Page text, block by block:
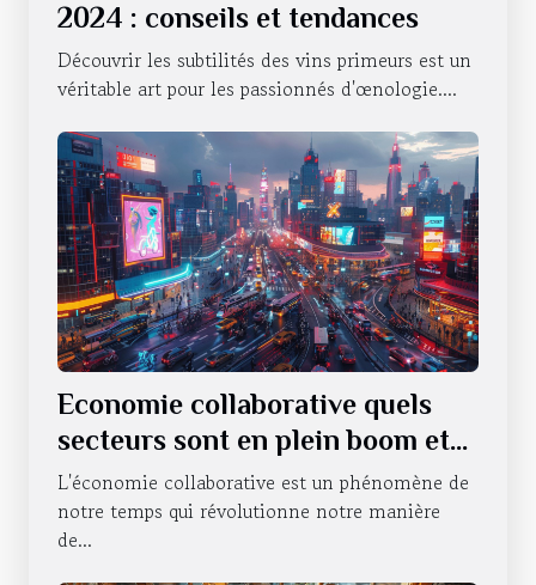
2024 : conseils et tendances
Découvrir les subtilités des vins primeurs est un
véritable art pour les passionnés d'œnologie....
Economie collaborative quels
secteurs sont en plein boom et
pourquoi
L'économie collaborative est un phénomène de
notre temps qui révolutionne notre manière
de...